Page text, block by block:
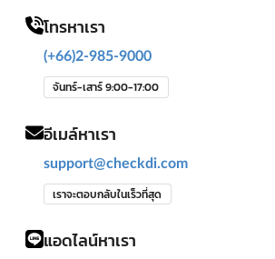
โทรหาเรา
(+66)2-985-9000
จันทร์-เสาร์ 9:00-17:00
อีเมล์หาเรา
support@checkdi.com
เราจะตอบกลับในเร็วที่สุด
แอดไลน์หาเรา